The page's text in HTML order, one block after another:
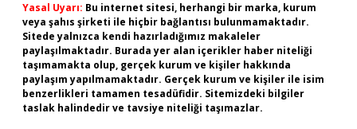
Yasal Uyarı: Bu internet sitesi, herhangi bir marka, kurum
veya şahıs şirketi ile hiçbir bağlantısı bulunmamaktadır.
Sitede yalnızca kendi hazırladığımız makaleler
paylaşılmaktadır. Burada yer alan içerikler haber niteliği
taşımamakta olup, gerçek kurum ve kişiler hakkında
paylaşım yapılmamaktadır. Gerçek kurum ve kişiler ile isim
benzerlikleri tamamen tesadüfidir. Sitemizdeki bilgiler
taslak halindedir ve tavsiye niteliği taşımazlar.